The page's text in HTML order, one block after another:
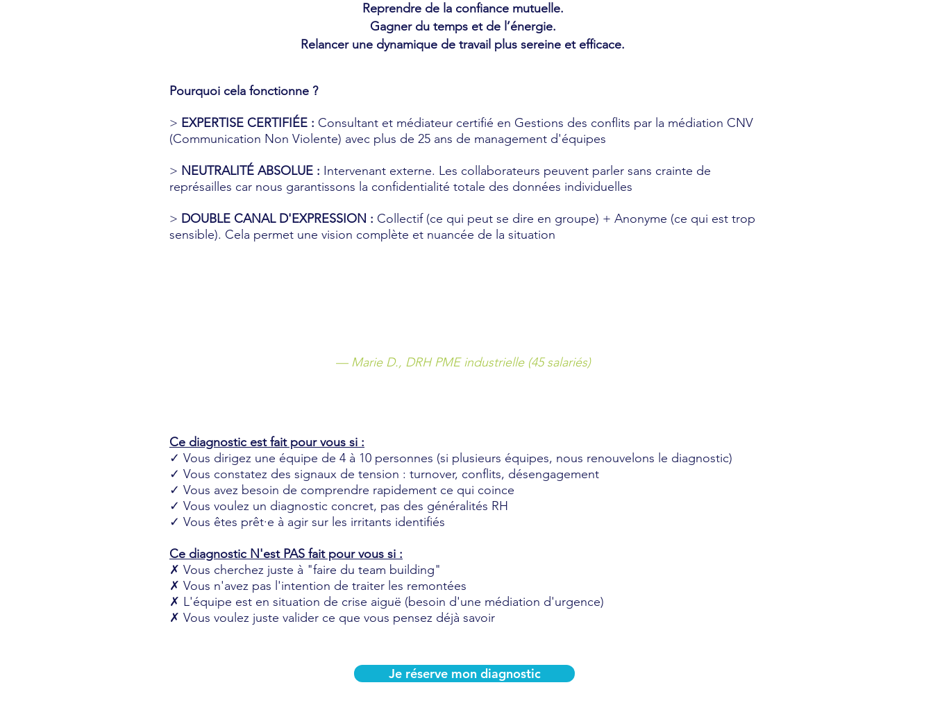
Reprendre de la confiance mutuelle.
Gagner du temps et de l’énergie.
Relancer une dynamique de travail plus sereine et efficace.
Pourquoi cela fonctionne ?
> EXPERTISE CERTIFIÉE : Consultant et médiateur certifié en Gestions des conflits par la médiation CNV
(Communication Non Violente) avec plus de 25 ans de management d'équipes
> NEUTRALITÉ ABSOLUE : Intervenant externe. Les collaborateurs peuvent parler sans crainte de
représailles car nous garantissons la confidentialité totale des données individuelles
> DOUBLE CANAL D'EXPRESSION : Collectif (ce qui peut se dire en groupe) + Anonyme (ce qui est trop
sensible). Cela permet une vision complète et nuancée de la situation
— Marie D., DRH PME industrielle (45 salariés)
Ce diagnostic est fait pour vous si :
✓ Vous dirigez une équipe de 4 à 10 personnes (si plusieurs équipes, nous renouvelons le diagnostic)
✓ Vous constatez des signaux de tension : turnover, conflits, désengagement
✓ Vous avez besoin de comprendre rapidement ce qui coince
✓ Vous voulez un diagnostic concret, pas des généralités RH
✓ Vous êtes prêt·e à agir sur les irritants identifiés
Ce diagnostic N'est PAS fait pour vous si :
✗ Vous cherchez juste à "faire du team building"
✗ Vous n'avez pas l'intention de traiter les remontées
✗ L'équipe est en situation de crise aiguë (besoin d'une médiation d'urgence)
✗ Vous voulez juste valider ce que vous pensez déjà savoir
Je réserve mon diagnostic